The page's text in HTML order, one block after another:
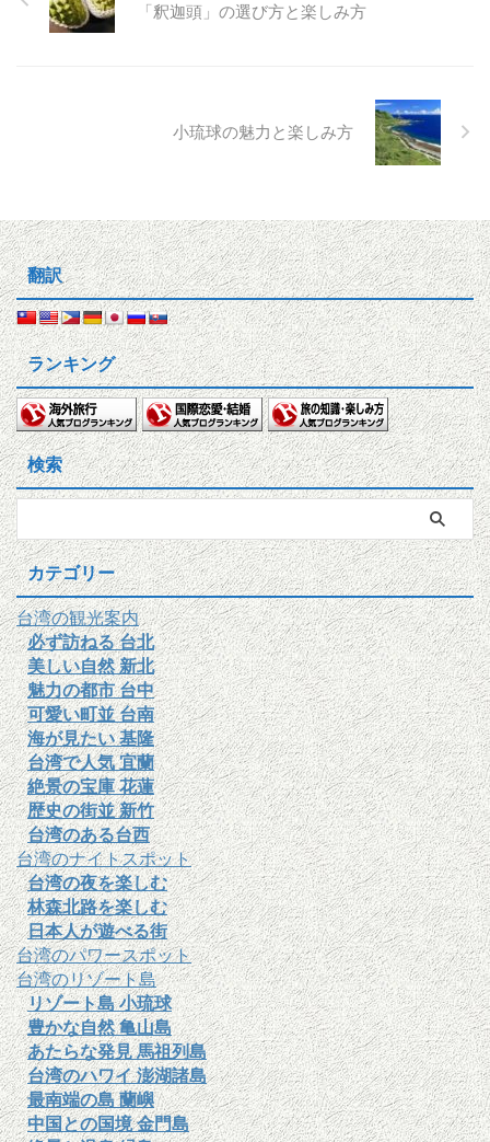
「釈迦頭」の選び方と楽しみ方
小琉球の魅力と楽しみ方
翻訳
ランキング
検索
カテゴリー
台湾の観光案内
必ず訪ねる 台北
美しい自然 新北
魅力の都市 台中
可愛い町並 台南
海が見たい 基隆
台湾で人気 宜蘭
絶景の宝庫 花蓮
歴史の街並 新竹
台湾のある台西
台湾のナイトスポット
台湾の夜を楽しむ
林森北路を楽しむ
日本人が遊べる街
台湾のパワースポット
台湾のリゾート島
リゾート島 小琉球
豊かな自然 亀山島
あたらな発見 馬祖列島
台湾のハワイ 澎湖諸島
最南端の島 蘭嶼
中国との国境 金門島